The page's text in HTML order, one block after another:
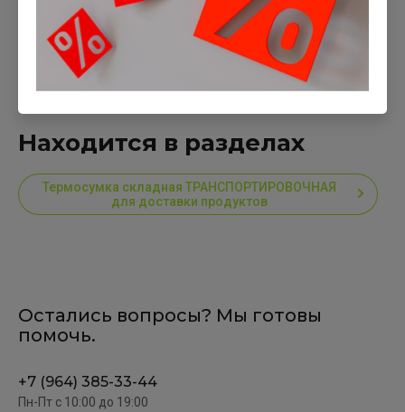
Находится в разделах
Термосумка складная ТРАНСПОРТИРОВОЧНАЯ
для доставки продуктов
Остались вопросы? Мы готовы
помочь.
+7 (964) 385-33-44
Пн-Пт c 10:00 до 19:00